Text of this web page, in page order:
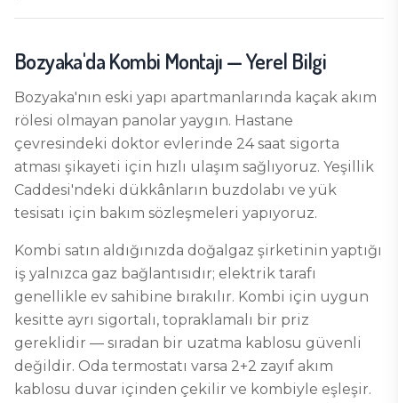
Bozyaka'daKombi Montajı— Yerel Bilgi
Bozyaka'nın eski yapı apartmanlarında kaçak akım
rölesi olmayan panolar yaygın. Hastane
çevresindeki doktor evlerinde 24 saat sigorta
atması şikayeti için hızlı ulaşım sağlıyoruz. Yeşillik
Caddesi'ndeki dükkânların buzdolabı ve yük
tesisatı için bakım sözleşmeleri yapıyoruz.
Kombi satın aldığınızda doğalgaz şirketinin yaptığı
iş yalnızca gaz bağlantısıdır; elektrik tarafı
genellikle ev sahibine bırakılır. Kombi için uygun
kesitte ayrı sigortalı, topraklamalı bir priz
gereklidir — sıradan bir uzatma kablosu güvenli
değildir. Oda termostatı varsa 2+2 zayıf akım
kablosu duvar içinden çekilir ve kombiyle eşleşir.